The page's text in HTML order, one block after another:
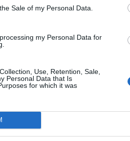
Sale of my Personal Data.
my Personal Data for
Use, Retention, Sale,
Personal Data that Is
for which it was
stowarzyszenia – się zgadzał.
fizyczne odebranie psa, a samo
czy schorowany pies na zdjęciu
amerykańskiej rodziny z